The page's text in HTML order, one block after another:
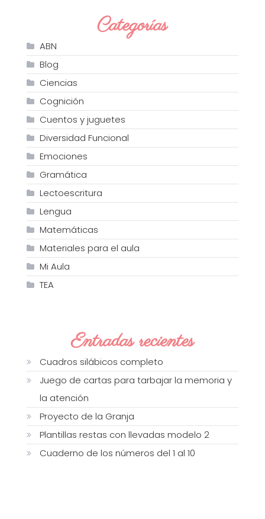
Categorías
ABN
Blog
Ciencias
Cognición
Cuentos y juguetes
Diversidad Funcional
Emociones
Gramática
Lectoescritura
Lengua
Matemáticas
Materiales para el aula
Mi Aula
TEA
Entradas recientes
Cuadros silábicos completo
Juego de cartas para tarbajar la memoria y
la atención
Proyecto de la Granja
Plantillas restas con llevadas modelo 2
Cuaderno de los números del 1 al 10